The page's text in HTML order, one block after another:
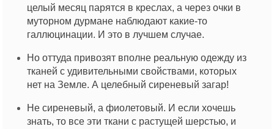
целый месяц парятся в креслах, а через очки в
муторном дурмане наблюдают какие-то
галлюцинации. И это в лучшем случае.
Но оттуда привозят вполне реальную одежду из
тканей с удивительными свойствами, которых
нет на Земле. А целебный сиреневый загар!
Не сиреневый, а фиолетовый. И если хочешь
знать, то все эти ткани с растущей шерстью, и